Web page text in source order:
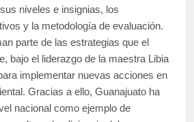
niveles e insignias, los
y la metodología de evaluación.
parte de las estrategias que el
bajo el liderazgo de la maestra Libia
implementar nuevas acciones en
Gracias a ello, Guanajuato ha
nacional como ejemplo de